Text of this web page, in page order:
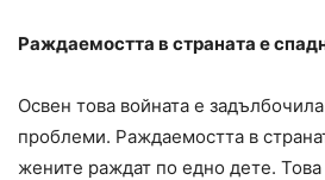
Раждаемостта в страната е
Освен това войната е
проблеми. Раждаемостта в
жените раждат по едно дете.